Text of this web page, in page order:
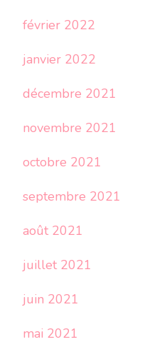
février 2022
janvier 2022
décembre 2021
novembre 2021
octobre 2021
septembre 2021
août 2021
juillet 2021
juin 2021
mai 2021